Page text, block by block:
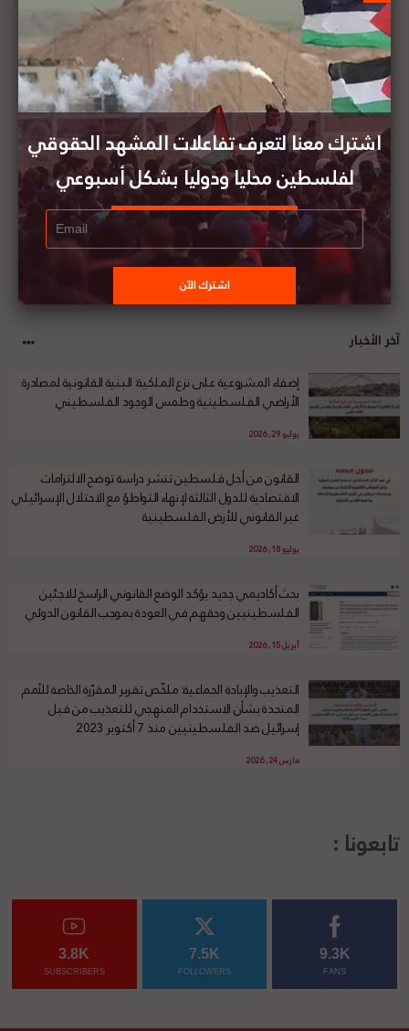
الفلسطينية"
الخارجية الفلسطينية: عدم تحرك المجتمع الدولي أدى
الى استمرار انتهاكات الاحتلال تجاه الفلسطينين
آخر الأخبار
إضفاء المشروعية على نزع الملكية: البنية القانونية لمصادرة
الأراضي الفلسطينية وطمس الوجود الفلسطيني
يوليو 29, 2026
القانون من أجل فلسطين تنشر دراسة توضح الالتزامات
الاقتصادية للدول الثالثة لإنهاء التواطؤ مع الاحتلال الإسرائيلي
غير القانوني للأرض الفلسطينية
يوليو 18, 2026
بحث أكاديمي جديد يؤكد الوضع القانوني الراسخ للاجئين
الفلسطينيين وحقهم في العودة بموجب القانون الدولي
أبريل 15, 2026
التعذيب والإبادة الجماعية: ملخّص تقرير المقرّرة الخاصة للأمم
المتحدة بشأن الاستخدام المنهجي للتعذيب من قبل
إسرائيل ضد الفلسطينيين منذ 7 أكتوبر 2023
مارس 24, 2026
تابعونا :
9.3K
FANS
7.5K
FOLLOWERS
3.8K
SUBSCRIBERS
اشترك معنا لتعرف تفاعلات المشهد الحقوقي
لفلسطين محليا ودوليا بشكل أسبوعي